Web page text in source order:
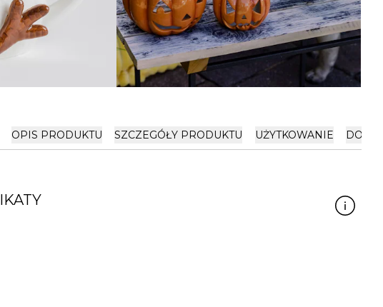
OPIS PRODUKTU SZCZEGÓŁY PRODUKTU UŻYTKOWANIE